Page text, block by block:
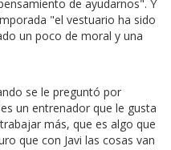
de ayudarnos". Y
"el vestuario ha sido
un poco de moral y una
se le preguntó por
un entrenador que le gusta
más, que es algo que
que con Javi las cosas van